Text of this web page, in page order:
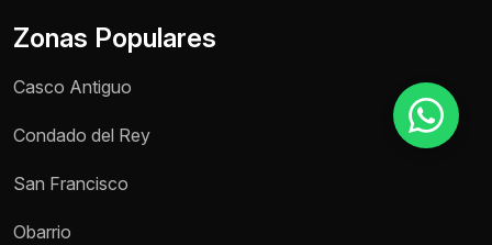
Zonas Populares
Casco Antiguo
Condado del Rey
San Francisco
Obarrio